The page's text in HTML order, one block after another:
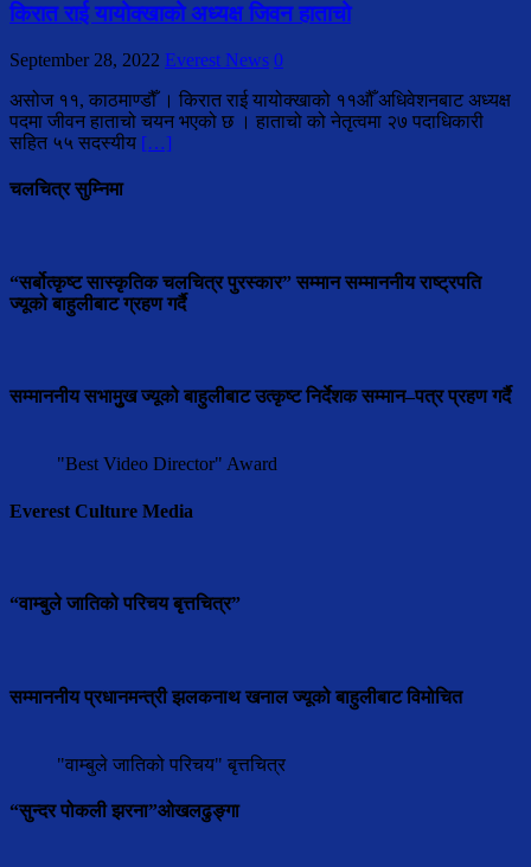
किरात राई यायोक्खाको अध्यक्ष जिवन हाताचो
September 28, 2022 Everest News 0
असोज ११, काठमाण्डौँ । किरात राई यायोक्खाको ११औँ अधिवेशनबाट अध्यक्ष
पदमा जीवन हाताचो चयन भएको छ । हाताचो को नेतृत्वमा २७ पदाधिकारी
सहित ५५ सदस्यीय […]
चलचित्र सुम्निमा
“सर्बोत्कृष्ट सास्कृतिक चलचित्र पुरस्कार” सम्मान सम्माननीय राष्ट्रपति
ज्यूको बाहुलीबाट ग्रहण गर्दै
सम्माननीय सभामुुख ज्यूको बाहुलीबाट उत्कृष्ट निर्देशक सम्मान–पत्र प्रहण गर्दै
"Best Video Director" Award
Everest Culture Media
“वाम्बुले जातिको परिचय बृत्तचित्र”
सम्माननीय प्रधानमन्त्री झलकनाथ खनाल ज्यूको बाहुलीबाट विमोचित
"वाम्बुले जातिको परिचय" बृत्तचित्र
“सुन्दर पोकली झरना”ओखलढुङ्गा